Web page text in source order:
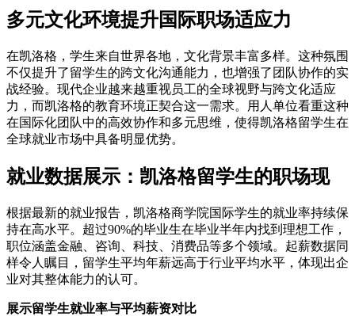
多元文化环境提升国际职场适应力
在凯洛格，学生来自世界各地，文化背景丰富多样。这种氛围
不仅提升了留学生的跨文化沟通能力，也增强了团队协作的实
战经验。现代企业越来越重视员工的全球视野与跨文化适应
力，而凯洛格的教育环境正契合这一需求。用人单位看重这种
在国际化团队中的高效协作和多元思维，使得凯洛格留学生在
全球就业市场中具备明显优势。
就业数据展示：凯洛格留学生的职场现
根据最新的就业报告，凯洛格商学院国际学生的就业率持续保
持在高水平。超过90%的毕业生在毕业半年内找到理想工作，
职位涵盖金融、咨询、科技、消费品等多个领域。起薪数据同
样令人瞩目，留学生平均年薪远高于行业平均水平，体现出企
业对其整体能力的认可。
展示留学生就业率与平均薪资对比